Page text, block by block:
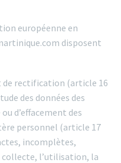
européenne en
disposent
de rectification (article 16
des données des
d’effacement des
personnel (article 17
incomplètes,
collecte, l’utilisation, la